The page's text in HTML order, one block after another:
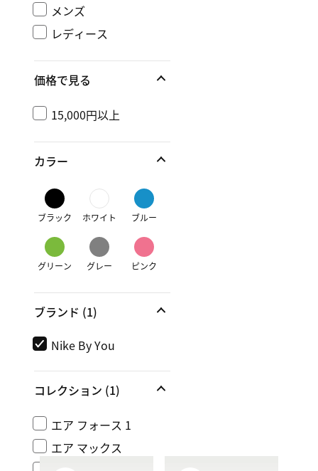
メンズ
レディース
価格で見る
15,000円以上
カラー
ブラック ホワイト ブルー
グリーン グレー ピンク
ブランド (1)
Nike By You
コレクション (1)
エア フォース 1
エア マックス